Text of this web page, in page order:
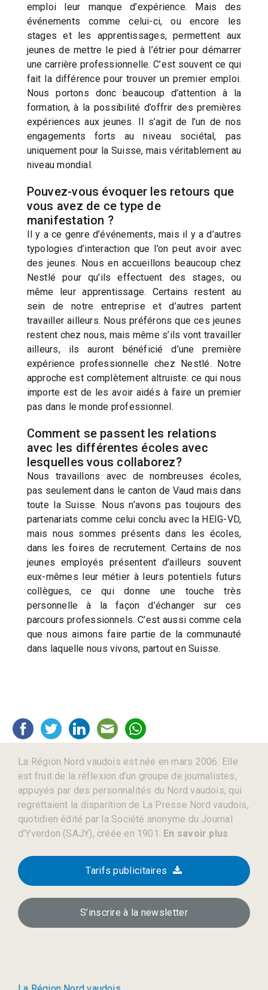
emploi leur manque d’expérience. Mais des
événements comme celui-ci, ou encore les
stages et les apprentissages, permettent aux
jeunes de mettre le pied à l’étrier pour démarrer
une carrière professionnelle. C’est souvent ce qui
fait la différence pour trouver un premier emploi.
Nous portons donc beaucoup d’attention à la
formation, à la possibilité d’offrir des premières
expériences aux jeunes. Il s’agit de l’un de nos
engagements forts au niveau sociétal, pas
uniquement pour la Suisse, mais véritablement au
niveau mondial.
Pouvez-vous évoquer les retours que
vous avez de ce type de
manifestation ?
Il y a ce genre d’événements, mais il y a d’autres
typologies d’interaction que l’on peut avoir avec
des jeunes. Nous en accueillons beaucoup chez
Nestlé pour qu’ils effectuent des stages, ou
même leur apprentissage. Certains restent au
sein de notre entreprise et d’autres partent
travailler ailleurs. Nous préférons que ces jeunes
restent chez nous, mais même s’ils vont travailler
ailleurs, ils auront bénéficié d’une première
expérience professionnelle chez Nestlé. Notre
approche est complètement altruiste: ce qui nous
importe est de les avoir aidés à faire un premier
pas dans le monde professionnel.
Comment se passent les relations
avec les différentes écoles avec
lesquelles vous collaborez?
Nous travaillons avec de nombreuses écoles,
pas seulement dans le canton de Vaud mais dans
toute la Suisse. Nous n’avons pas toujours des
partenariats comme celui conclu avec la HEIG-VD,
mais nous sommes présents dans les écoles,
dans les foires de recrutement. Certains de nos
jeunes employés présentent d’ailleurs souvent
eux-mêmes leur métier à leurs potentiels futurs
collègues, ce qui donne une touche très
personnelle à la façon d’échanger sur ces
parcours professionnels. C’est aussi comme cela
que nous aimons faire partie de la communauté
dans laquelle nous vivons, partout en Suisse.
La Région Nord vaudois est née en mars 2006. Elle
est fruit de la réflexion d’un groupe de journalistes,
appuyés par des personnalités du Nord vaudois, qui
regrettaient la disparition de La Presse Nord vaudois,
quotidien édité par la Société anonyme du Journal
d’Yverdon (SAJY), créée en 1901. En savoir plus
Tarifs publicitaires
S’inscrire à la newsletter